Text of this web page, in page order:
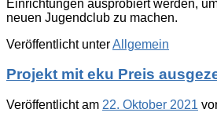
Einrichtungen ausprobiert werden,
neuen Jugendclub zu machen.
Veröffentlicht unterAllgemein
Projekt mit eku Preis
Veröffentlicht am 22. Oktober 2021